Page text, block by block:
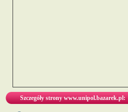
Szczegóły strony www.unipol.bazarek.pl: